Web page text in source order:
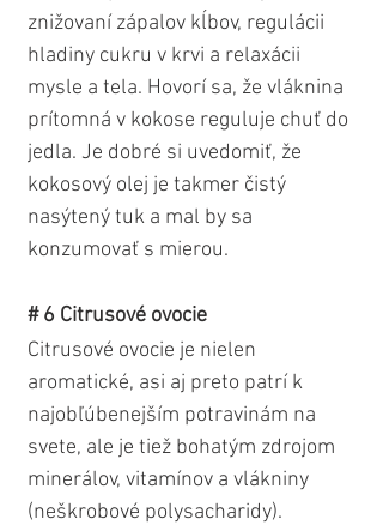
znižovaní zápalov kĺbov, regulácii
hladiny cukru v krvi a relaxácii
mysle a tela. Hovorí sa, že vláknina
prítomná v kokose reguluje chuť do
jedla. Je dobré si uvedomiť, že
kokosový olej je takmer čistý
nasýtený tuk a mal by sa
konzumovať s mierou.
# 6 Citrusové ovocie
Citrusové ovocie je nielen
aromatické, asi aj preto patrí k
najobľúbenejším potravinám na
svete, ale je tiež bohatým zdrojom
minerálov, vitamínov a vlákniny
(neškrobové polysacharidy).